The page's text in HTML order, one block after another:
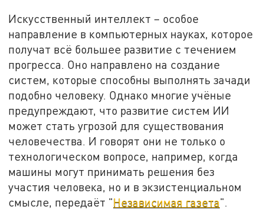
Искусственный интеллект – особое
направление в компьютерных науках, которое
получат всё большее развитие с течением
прогресса. Оно направлено на создание
систем, которые способны выполнять зачади
подобно человеку. Однако многие учёные
предупреждают, что развитие систем ИИ
может стать угрозой для существования
человечества. И говорят они не только о
технологическом вопросе, например, когда
машины могут принимать решения без
участия человека, но и в экзистенциальном
смысле, передаёт "Независимая газета".